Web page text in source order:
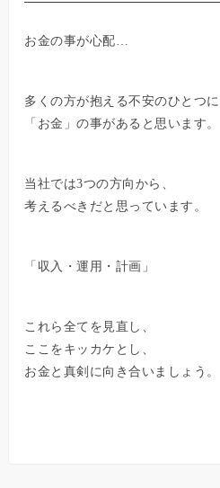
お金の事が心配…
多くの方が抱える不安のひとつに
「お金」の事があると思います。
当社では3つの方向から、
考えるべきだと思っています。
「収入・運用・計画」
これら全てを見直し、
ここをキッカケとし、
お金と真剣に向き合いましょう。